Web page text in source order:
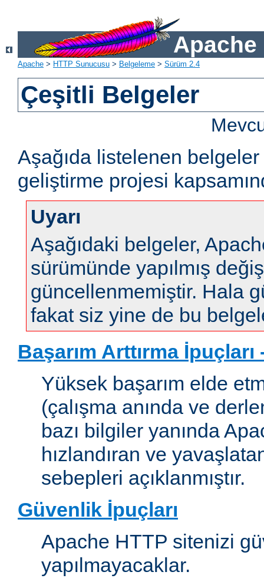
Apache
Apache > HTTP Sunucusu > Belgeleme > Sürüm 2.4
Çeşitli Belgeler
Aşağıda listelenen
geliştirme projesi
Uyarı
Aşağıdaki belgeler,
sürümünde yapılmış
güncellenmemiştir. Hala
fakat siz yine de bu
Başarım Arttırma
Yüksek başarım elde
(çalışma anında ve
bazı bilgiler yanında
hızlandıran ve
sebepleri açıklanmıştır.
Güvenlik İpuçları
Apache HTTP sitenizi
yapılmayacaklar.